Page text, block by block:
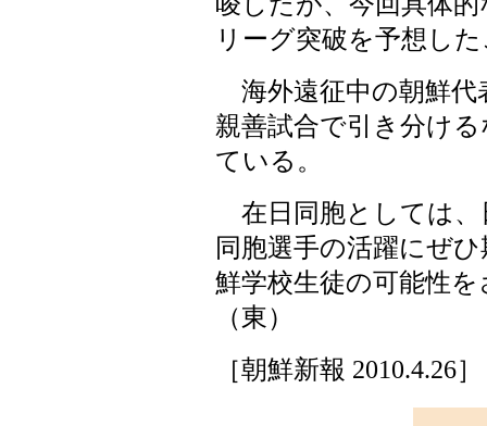
リーグ突破を予想し
海外遠征中の朝鮮代
親善試合で引き分け
ている。
在日同胞としては、
同胞選手の活躍にぜ
鮮学校生徒の可能性
（東）
［朝鮮新報 2010.4.26］